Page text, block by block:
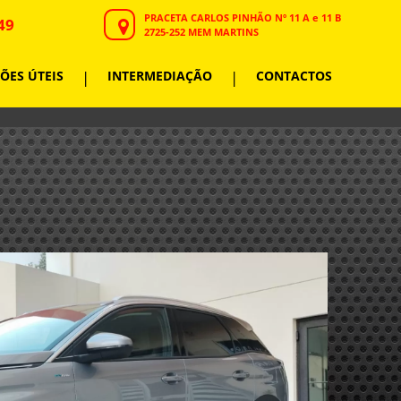
PRACETA CARLOS PINHÃO Nº 11 A e 11 B
2725-252 MEM MARTINS
CONTACTOS
|
INTERMEDIAÇÃO
|
ÚTEIS